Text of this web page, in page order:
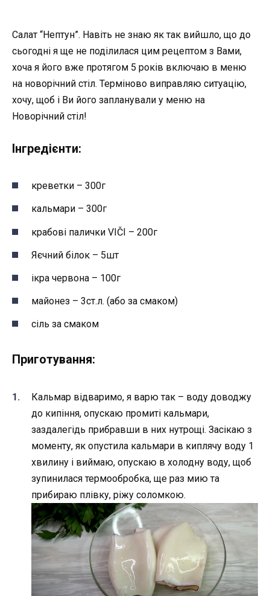
Салат “Нептун”. Навіть не знаю як так вийшло, що до
сьогодні я ще не поділилася цим рецептом з Вами,
хоча я його вже протягом 5 років включаю в меню
на новорічний стіл. Терміново виправляю ситуацію,
хочу, щоб і Ви його запланували у меню на
Новорічний стіл!
Інгредієнти:
креветки – 300г
кальмари – 300г
крабові палички VIČI – 200г
Яєчний білок – 5шт
ікра червона – 100г
майонез – 3ст.л. (або за смаком)
сіль за смаком
Приготування:
Кальмар відваримо, я варю так – воду доводжу
до кипіння, опускаю промиті кальмари,
заздалегідь прибравши в них нутрощі. Засікаю з
моменту, як опустила кальмари в киплячу воду 1
хвилину і виймаю, опускаю в холодну воду, щоб
зупинилася термообробка, ще раз мию та
прибираю плівку, ріжу соломкою.